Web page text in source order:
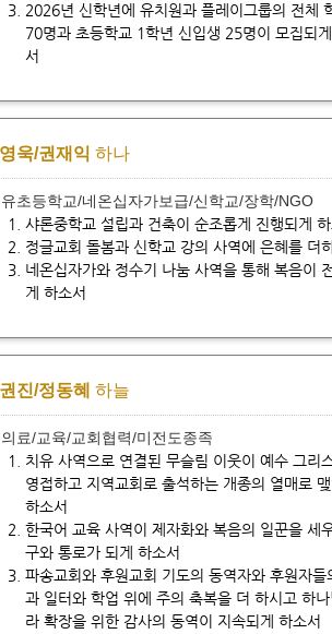
2026년 신학년에 유치원과 플레이그룹의 전체
70명과 초등학교 1학년 신입생 25명이 모집되
서
욱/권재익 하나
초등학교/네온십자가보급/신학교/장학/NGO
샤론중학교 설립과 건축이 순조롭게 진행되게 하
정글교회 돌봄과 신학교 강의 사역에 은혜를 더
네온십자가와 정수기 나눔 사역을 통해 복음이
게 하소서
진/정동혜 하늘
료/교육/교회협력/미전도종족
치유 사역으로 연결된 무슬림 이웃이 예수 그리
영접하고 지역교회로 출석하는 개종의 열매로 맺
하소서
한국어 교육 사역이 제자화와 복음의 일꾼을 세
구와 통로가 되게 하소서
파송교회와 후원교회 기도의 동역자와 후원자들
과 일터와 학업 위에 주의 축복을 더 하시고 하
라 확장을 위한 감사의 동역이 지속되게 하소서